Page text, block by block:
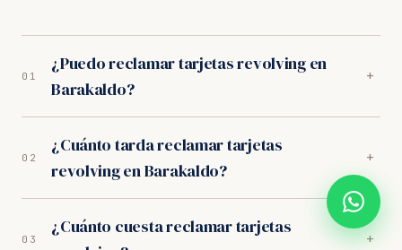
01
¿Puedo reclamar tarjetas revolving en
Barakaldo?
+
en tarjetas revolving. Analizamos tu caso
gratuitamente y trabajamos orientados a resultados.
Los juzgados de Barakaldo tienen criterio favorable
al consumidor.
02
¿Cuánto tarda reclamar tarjetas
revolving en Barakaldo?
+
En los juzgados de Barakaldo, el proceso completo
dura entre 10-14 meses. Incluye la fase extrajudicial
03
¿Cuánto cuesta reclamar tarjetas
+